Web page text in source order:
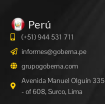
Perú
(+51) 944 531 711
informes@goberna.pe
grupogoberna.com
Avenida Manuel Olguín 335
- of 608, Surco, Lima